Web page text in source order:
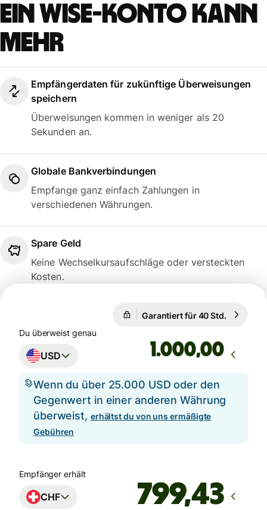
Ein Wise-Konto kann
mehr
Empfängerdaten für zukünftige Überweisungen
speichern
Überweisungen kommen in weniger als 20
Sekunden an.
Globale Bankverbindungen
Empfange ganz einfach Zahlungen in
verschiedenen Währungen.
Spare Geld
Keine Wechselkursaufschläge oder versteckten
Kosten.
Garantiert für 40 Std.
Du überweist genau
USD ,00
Wenn du über 25.000 USD oder den
Gegenwert in einer anderen Währung
überweist, erhältst du von uns ermäßigte
Gebühren
Empfänger erhält
CHF